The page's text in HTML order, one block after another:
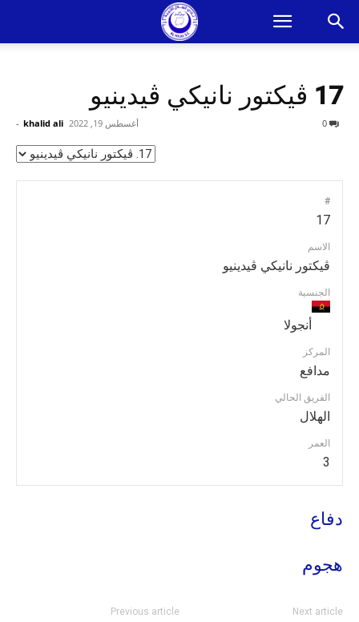
17 ڤيكتور نانيكي ڤيدينيو
khalid ali
- أغسطس 19, 2022
#
17
الاسم
ڤيكتور نانيكي ڤيدينيو
الجنسية
أنجولا
المركز
مدافع
الفريق الحالي
الهلال
العمر
3
دفاع
هجوم
Previous article Next article